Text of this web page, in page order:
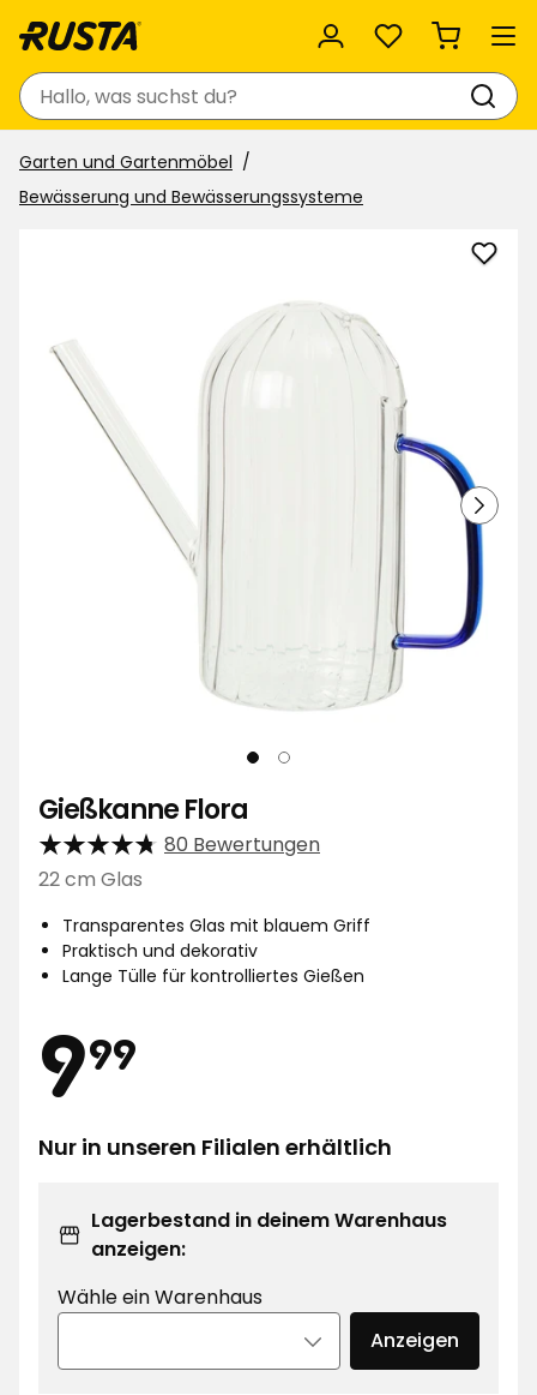
Favoriten
Suchen
Garten und Gartenmöbel
Bewässerung und Bewässerungssysteme
Gießkanne Flora
80 Bewertungen
22 cm Glas
Transparentes Glas mit blauem Griff
Praktisch und dekorativ
Lange Tülle für kontrolliertes Gießen
Preis
999
€
Nur in unseren Filialen erhältlich
Lagerbestand in deinem Warenhaus
anzeigen:
Wähle ein Warenhaus
Anzeigen